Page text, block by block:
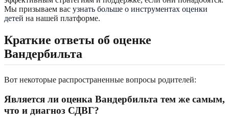
Мы призываем вас узнать больше о инструментах оценки
детей на нашей платформе.
Краткие ответы об оценке
Вандербильта
Вот некоторые распространенные вопросы родителей:
Является ли оценка Вандербильта тем же самым,
что и диагноз СДВГ?